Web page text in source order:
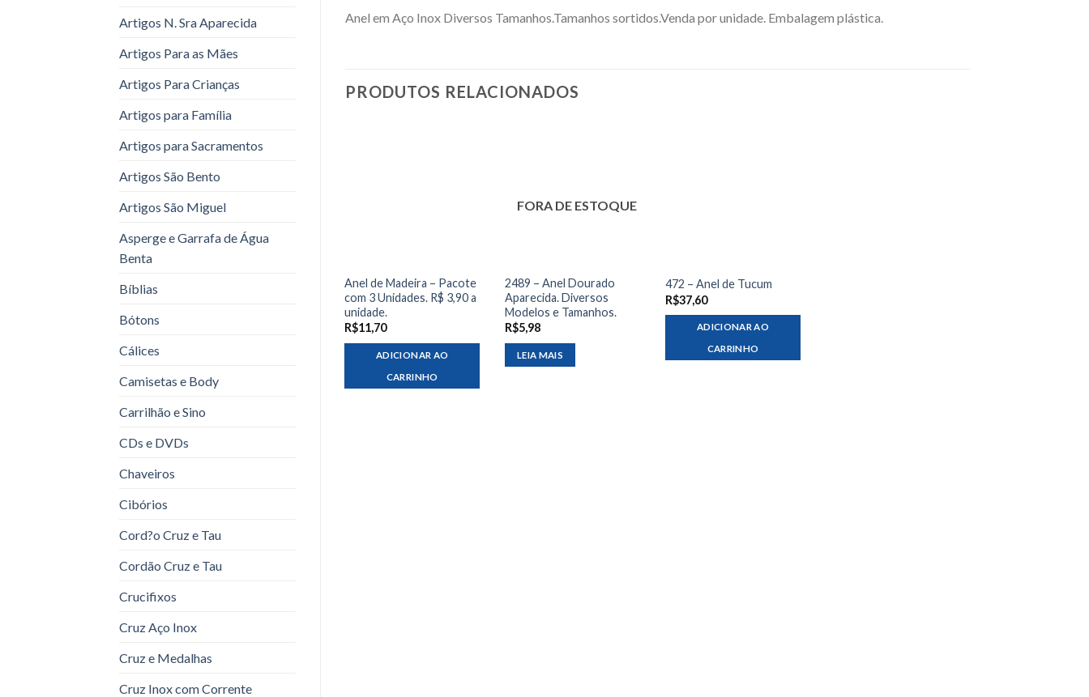
Artigos N. Sra Aparecida
Artigos Para as Mães
Artigos Para Crianças
Artigos para Família
Artigos para Sacramentos
Artigos São Bento
Artigos São Miguel
Asperge e Garrafa de Água
Benta
Bíblias
Bótons
Cálices
Camisetas e Body
Carrilhão e Sino
CDs e DVDs
Chaveiros
Cibórios
Cord?o Cruz e Tau
Cordão Cruz e Tau
Crucifixos
Cruz Aço Inox
Cruz e Medalhas
Cruz Inox com Corrente
Anel em Aço Inox Diversos Tamanhos.Tamanhos sortidos.Venda por unidade. Embalagem plástica.
PRODUTOS RELACIONADOS
Anel de Madeira – Pacote
com 3 Unidades. R$ 3,90 a
unidade.
R$11,70
ADICIONAR AO
CARRINHO
FORA DE ESTOQUE
2489 – Anel Dourado
Aparecida. Diversos
Modelos e Tamanhos.
R$5,98
LEIA MAIS
472 – Anel de Tucum
R$37,60
ADICIONAR AO
CARRINHO